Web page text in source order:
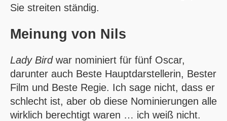
Sie streiten ständig.
Meinung von Nils
Lady Birdwar nominiert für fünf Oscar,
darunter auch Beste Hauptdarstellerin, Bester
Film und Beste Regie. Ich sage nicht, dass er
schlecht ist, aber ob diese Nominierungen alle
wirklich berechtigt waren … ich weiß nicht.